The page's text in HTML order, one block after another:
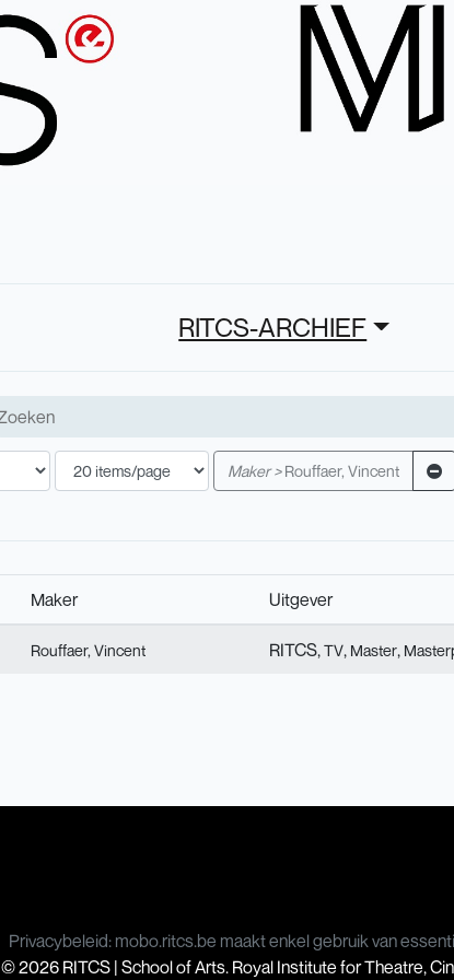
RITCS-ARCHIEF
Maker > Rouffaer, Vincent
Maker Uitgever
Rouffaer, Vincent RITCS,TV, Master,
Privacybeleid: mobo.ritcs.be maakt enkel gebruik van
© 2026 RITCS | School of Arts. Royal Institute for Theatre,